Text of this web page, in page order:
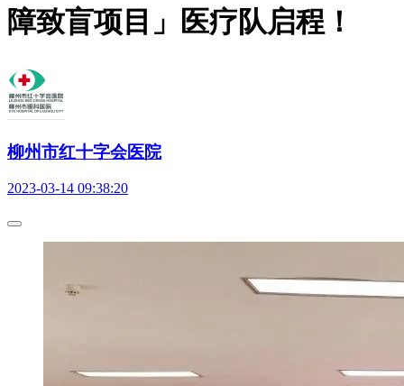
障致盲项目」医疗队启程！
柳州市红十字会医院
2023-03-14 09:38:20